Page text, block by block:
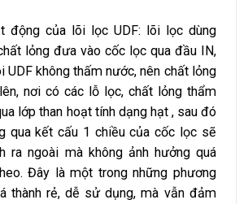
động của lõi lọc UDF: lõi lọc dùng
lỏng đưa vào cốc lọc qua đầu IN,
UDF không thấm nước, nên chất lỏng
nơi có các lỗ lọc, chất lỏng thẩm
lớp than hoạt tính dạng hạt , sau đó
qua kết cấu 1 chiều của cốc lọc sẽ
ra ngoài mà không ảnh hưởng quá
Đây là một trong những phương
thành rẻ, dễ sử dụng, mà vẫn đảm